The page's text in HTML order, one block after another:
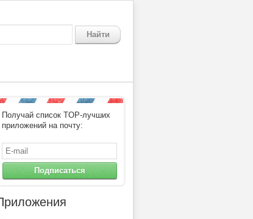
Найти
Получай список TOP-лучших
приложений на почту:
Подписаться